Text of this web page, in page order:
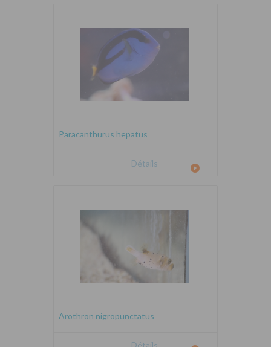
Paracanthurus hepatus
Détails
Arothron nigropunctatus
Détails